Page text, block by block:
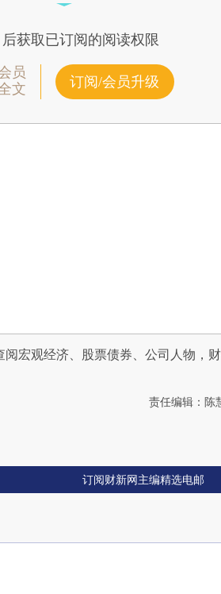
获取已订阅的阅读权限
员
文
订阅/会员升级
阅宏观经济、股票债券、公司人物，
责任编辑：陈
订阅财新网主编精选电邮